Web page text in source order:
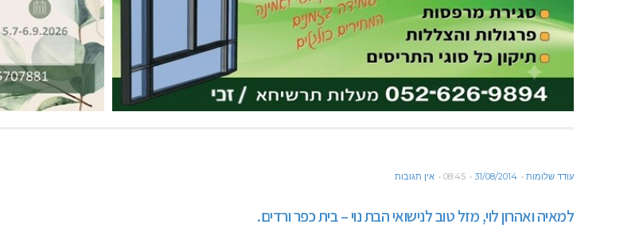
עודד שלומות 31/08/2014
08:45 אין תגובות
למאיה ואהרון לוי, מזל טוב לנישואי הבת נוי – בית כפר ורדים.